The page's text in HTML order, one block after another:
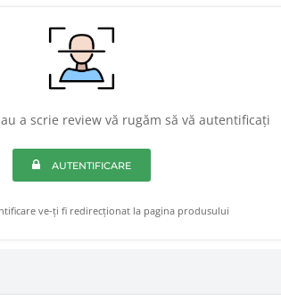
a scrie review vă rugăm să vă autentificați
AUTENTIFICARE
ve-ți fi redirecționat la pagina produsului